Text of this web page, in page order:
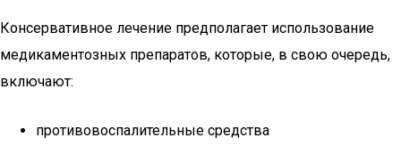
Консервативное лечение предполагает использование
медикаментозных препаратов, которые, в свою очередь,
включают:
противовоспалительные средства